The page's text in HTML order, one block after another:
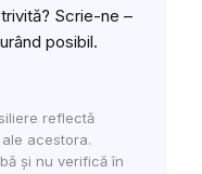
Scrie-ne –
posibil.
reflectă
acestora.
și nu verifică în